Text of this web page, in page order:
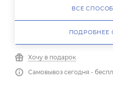
ВСЕ
ПОДРОБНЕЕ
Хочу в подарок
Самовывоз сегодня -